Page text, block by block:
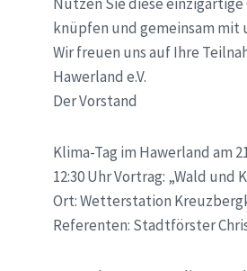
knüpfen und gemeinsam mit
Wir freuen uns auf Ihre
Hawerland e.V.
Der Vorstand
Klima-Tag im Hawerland am
12:30 Uhr Vortrag: „Wald und
Ort: Wetterstation
Referenten: Stadtförster